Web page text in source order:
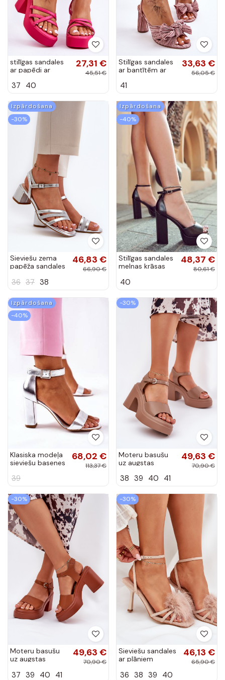
stilīgas sandales
ar papēdi ar
krāsas Shemira
27,31 €
45,51 €
37 40
Stilīgas sandales
ar bantītēm ar
krāsas Callum
33,63 €
56,05 €
41
Izpārdošana
-30%
Sieviešu zema
papēža sandales
Sergio Leone
krāsā
46,83 €
66,90 €
36 37 38
Izpārdošana
-40%
Stilīgas sandales
melnas krāsas
48,37 €
80,61 €
40
Izpārdošana
-40%
Klasiska modeļa
sieviešu basenes
Sudraba krāsas
68,02 €
113,37 €
39
-30%
Moteru basušu
uz augstas
eko ādas smilšu
49,63 €
70,90 €
38 39 40 41
-30%
Moteru basušu
uz augstas
eko ādas brūnā
49,63 €
70,90 €
37 39 40 41
-30%
Sieviešu sandales
ar plāniem
dekorētas ar
46,13 €
65,90 €
36 38 39 40